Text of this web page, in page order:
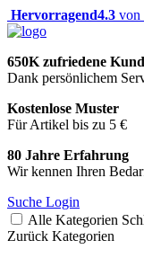
Hervorragend4.3 von
650K zufriedene
Dank persönlichem
Kostenlose Muster
Für Artikel bis zu 5 €
80 Jahre Erfahrung
Wir kennen Ihren
Suche Login
Alle Kategorien
Zurück Kategorien